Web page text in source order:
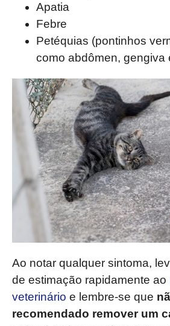
Apatia
Febre
Petéquias (pontinhos
como abdômen, gengiva
Ao notar qualquer sintoma,
de estimação rapidamente ao
veterinário e lembre-se que
recomendado remover um